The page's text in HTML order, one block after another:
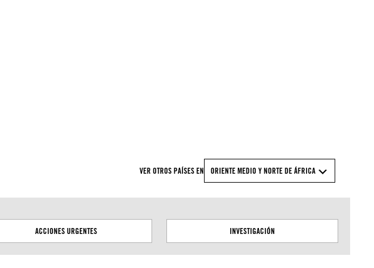
VER OTROS PAÍSES EN ORIENTE MEDIO Y NORTE DE ÁFRICA
ACCIONES URGENTES INVESTIGACIÓN